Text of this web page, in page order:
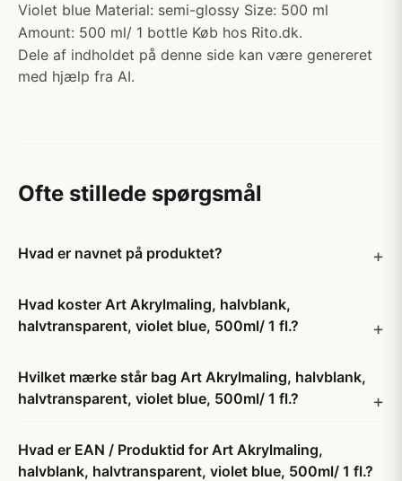
Violet blue Material: semi-glossy Size: 500 ml
Amount: 500 ml/ 1 bottle Køb hos Rito.dk.
Dele af indholdet på denne side kan være genereret
med hjælp fra AI.
Ofte stillede spørgsmål
Hvad er navnet på produktet?
Hvad koster Art Akrylmaling, halvblank,
halvtransparent, violet blue, 500ml/ 1 fl.?
Hvilket mærke står bag Art Akrylmaling, halvblank,
halvtransparent, violet blue, 500ml/ 1 fl.?
Hvad er EAN / Produktid for Art Akrylmaling,
halvblank, halvtransparent, violet blue, 500ml/ 1 fl.?